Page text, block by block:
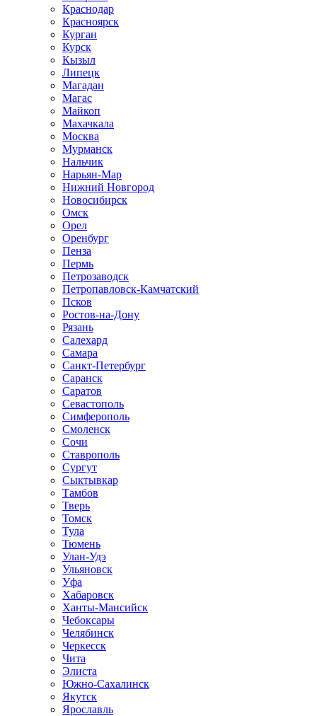
Краснодар
Красноярск
Курган
Курск
Кызыл
Липецк
Магадан
Магас
Майкоп
Махачкала
Москва
Мурманск
Нальчик
Нарьян-Мар
Нижний Новгород
Новосибирск
Омск
Орел
Оренбург
Пенза
Пермь
Петрозаводск
Петропавловск-Камчатский
Псков
Ростов-на-Дону
Рязань
Салехард
Самара
Санкт-Петербург
Саранск
Саратов
Севастополь
Симферополь
Смоленск
Сочи
Ставрополь
Сургут
Сыктывкар
Тамбов
Тверь
Томск
Тула
Тюмень
Улан-Удэ
Ульяновск
Уфа
Хабаровск
Ханты-Мансийск
Чебоксары
Челябинск
Черкесск
Чита
Элиста
Южно-Сахалинск
Якутск
Ярославль